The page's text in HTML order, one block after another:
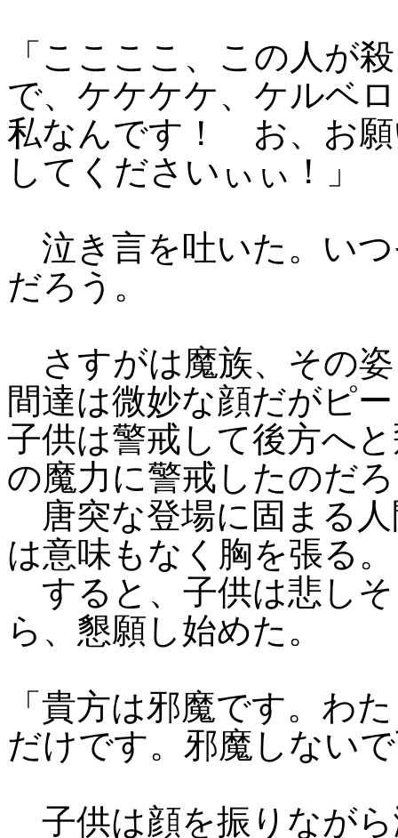
「ここここ、この人が
で、ケケケケ、ケルベ
私なんです！ お、お
してくださいぃぃ！」
泣き言を吐いた。い
だろう。
さすがは魔族、その
間達は微妙な顔だがピ
子供は警戒して後方へ
の魔力に警戒したのだ
唐突な登場に固まる
は意味もなく胸を張る。
すると、子供は悲し
ら、懇願し始めた。
「貴方は邪魔です。わ
だけです。邪魔しない
子供は顔を振りなが